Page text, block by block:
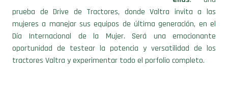
prueba de Drive de Tractores, donde Valtra invita a las
mujeres a manejar sus equipos de última generación, en el
Día Internacional de la Mujer. Será una emocionante
oportunidad de testear la potencia y versatilidad de los
tractores Valtra y experimentar todo el porfolio completo.